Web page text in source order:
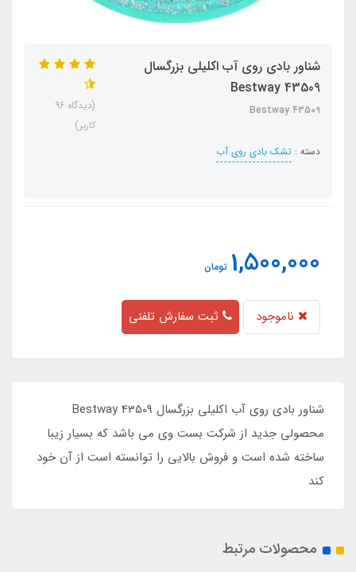
شناور بادی روی آب اکلیلی بزرگسال
Bestway 43509
Bestway 43509
دسته : تشک بادی روی آب
(دیدگاه 96
کاربر)
1,500,000 تومان
ناموجود ثبت سفارش تلفنی
شناور بادی روی آب اکلیلی بزرگسال Bestway 43509
محصولی جدید از شرکت بست وی می باشد که بسیار زیبا
ساخته شده است و فروش بالایی را توانسته است از آن خود
کند
محصولات مرتبط